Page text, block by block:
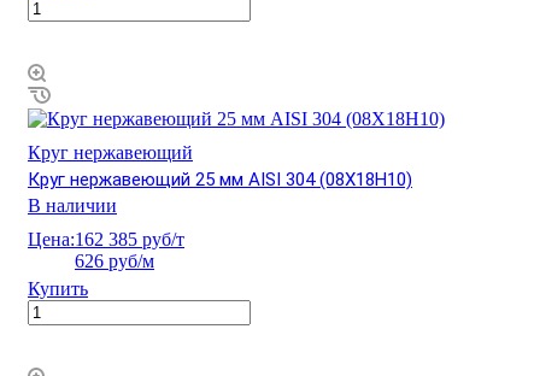
Круг нержавеющий
Круг нержавеющий 25 мм AISI 304 (08Х18Н10)
В наличии
Цена:162 385 руб/т
626 руб/м
Купить